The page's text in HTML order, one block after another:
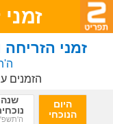
זמני
הזמנים
היום
הנוכחי
שנה